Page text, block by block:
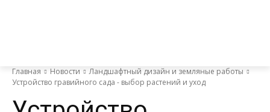
Главная Новости
Ландшафтный дизайн и земляные работы
Устройство гравийного сада - выбор растений и уход